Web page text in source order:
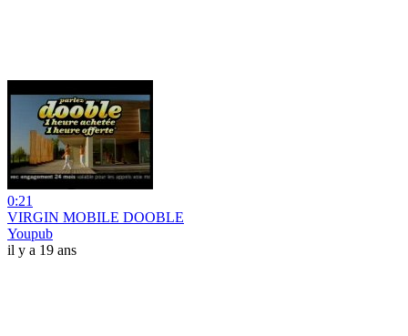
0:21
VIRGIN MOBILE DOOBLE
Youpub
il y a 19 ans